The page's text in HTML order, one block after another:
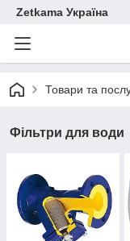
Zetkama Україна
Товари та
Фільтри для води